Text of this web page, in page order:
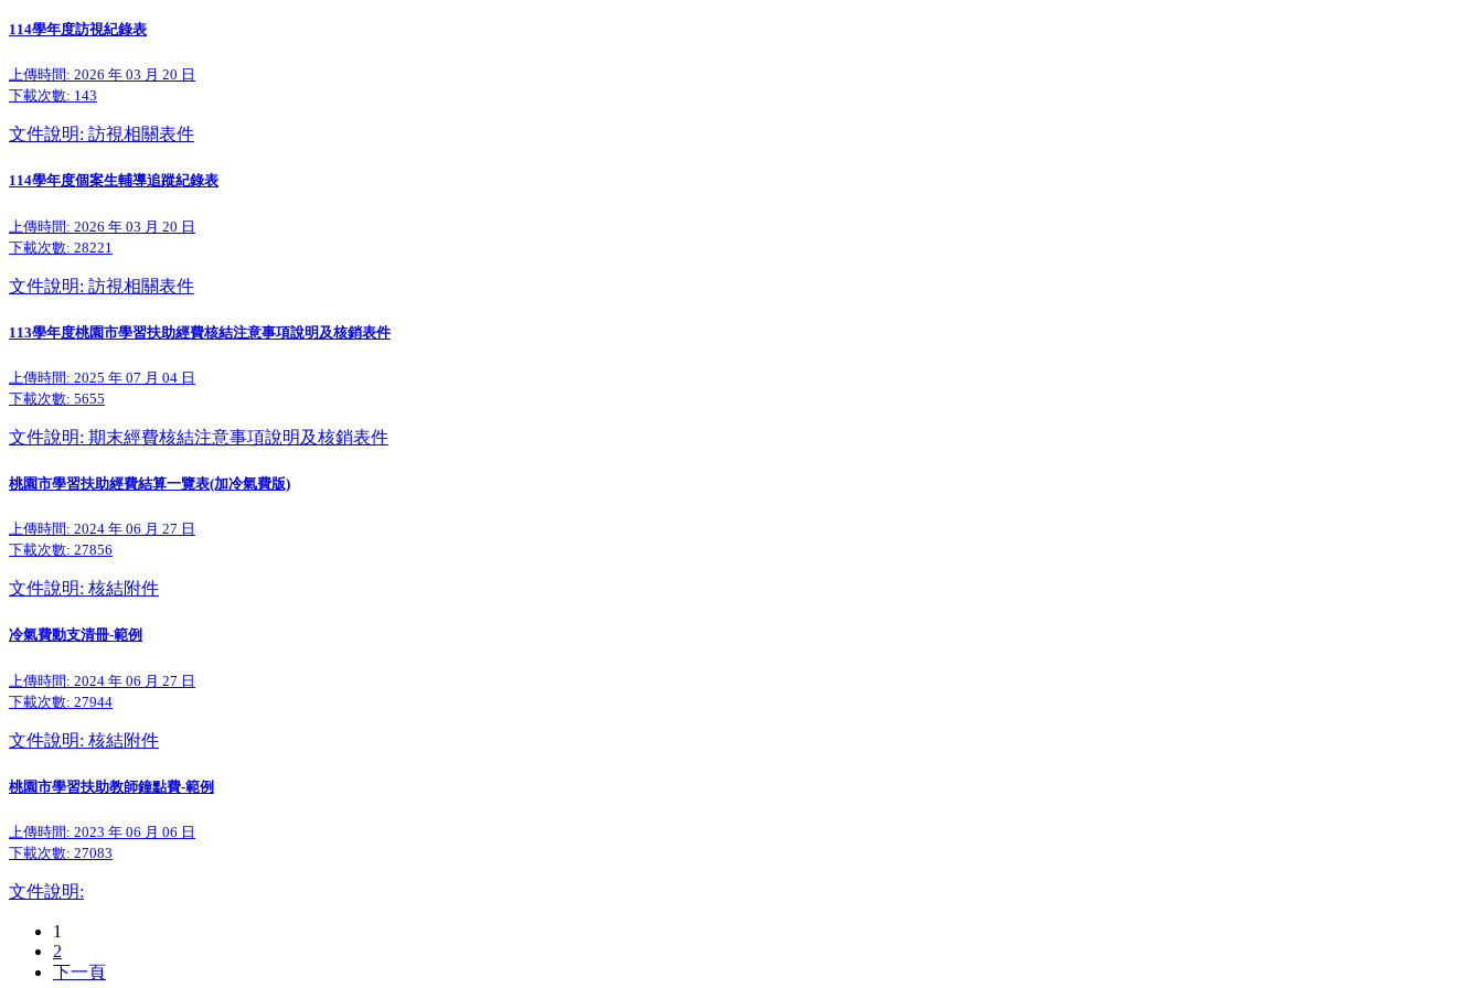
114學年度訪視紀錄表
上傳時間: 2026 年 03 月 20 日
下載次數: 143
文件說明: 訪視相關表件
114學年度個案生輔導追蹤紀錄表
上傳時間: 2026 年 03 月 20 日
下載次數: 28221
文件說明: 訪視相關表件
113學年度桃園市學習扶助經費核結注意事項說明及核銷表件
上傳時間: 2025 年 07 月 04 日
下載次數: 5655
文件說明: 期末經費核結注意事項說明及核銷表件
桃園市學習扶助經費結算一覽表(加冷氣費版)
上傳時間: 2024 年 06 月 27 日
下載次數: 27856
文件說明: 核結附件
冷氣費動支清冊-範例
上傳時間: 2024 年 06 月 27 日
下載次數: 27944
文件說明: 核結附件
桃園市學習扶助教師鐘點費-範例
上傳時間: 2023 年 06 月 06 日
下載次數: 27083
文件說明:
1
2
下一頁